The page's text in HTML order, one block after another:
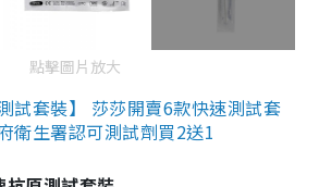
點擊圖片放大
試套裝】 莎莎開賣6款快速測試套
衛生署認可測試劑買2送1